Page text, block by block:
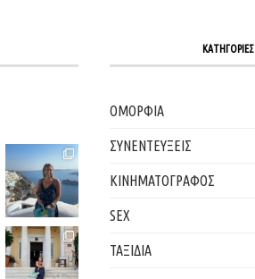
ΚΑΤΗΓΟΡΙΕΣ
ΟΜΟΡΦΙΑ
ΣΥΝΕΝΤΕΥΞΕΙΣ
ΚΙΝΗΜΑΤΟΓΡΑΦΟΣ
SEX
ΤΑΞΙΔΙΑ